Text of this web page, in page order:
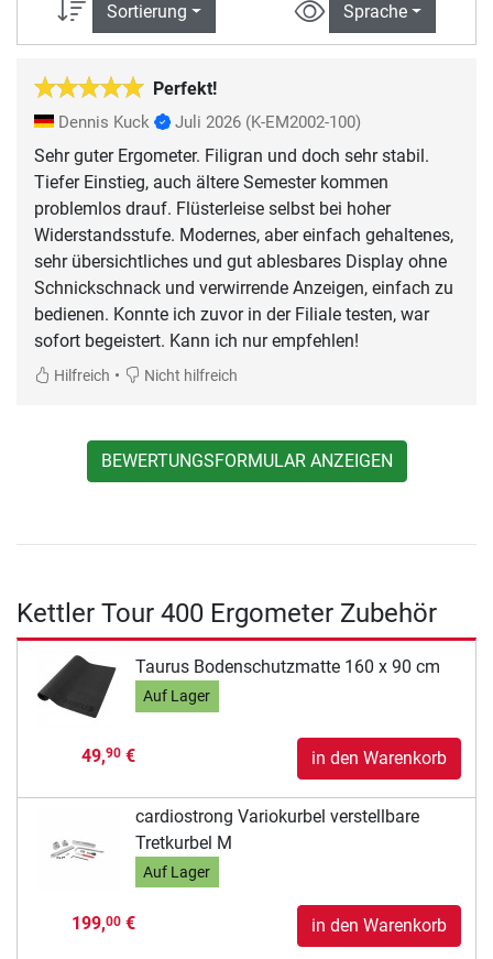
Sortierung Sprache
Perfekt!
Dennis Kuck Juli 2026 (K-EM2002-100)
Sehr guter Ergometer. Filigran und doch sehr stabil.
Tiefer Einstieg, auch ältere Semester kommen
problemlos drauf. Flüsterleise selbst bei hoher
Widerstandsstufe. Modernes, aber einfach gehaltenes,
sehr übersichtliches und gut ablesbares Display ohne
Schnickschnack und verwirrende Anzeigen, einfach zu
bedienen. Konnte ich zuvor in der Filiale testen, war
sofort begeistert. Kann ich nur empfehlen!
Hilfreich • Nicht hilfreich
BEWERTUNGSFORMULAR ANZEIGEN
Kettler Tour 400 Ergometer Zubehör
Taurus Bodenschutzmatte 160 x 90 cm
Auf Lager
49,90€ in den Warenkorb
cardiostrong Variokurbel verstellbare
Tretkurbel M
Auf Lager
199,00€ in den Warenkorb